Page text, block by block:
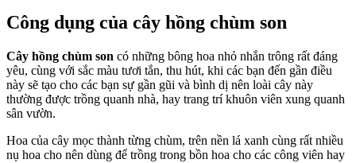
Công dụng của cây hồng chùm son
Cây hồng chùm son có những bông hoa nhỏ nhắn trông rất đáng
yêu, cùng với sắc màu tươi tắn, thu hút, khi các bạn đến gần điều
này sẽ tạo cho các bạn sự gần gũi và bình dị nên loài cây này
thường được trồng quanh nhà, hay trang trí khuôn viên xung quanh
sân vườn.
Hoa của cây mọc thành từng chùm, trên nền lá xanh cùng rất nhiều
nụ hoa cho nên dùng để trồng trong bồn hoa cho các công viên hay